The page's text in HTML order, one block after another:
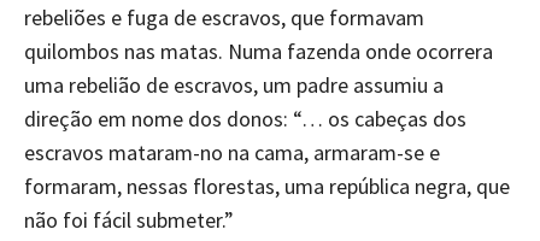
rebeliões e fuga de escravos, que formavam
quilombos nas matas. Numa fazenda onde ocorrera
uma rebelião de escravos, um padre assumiu a
direção em nome dos donos: “… os cabeças dos
escravos mataram-no na cama, armaram-se e
formaram, nessas florestas, uma república negra, que
não foi fácil submeter.”